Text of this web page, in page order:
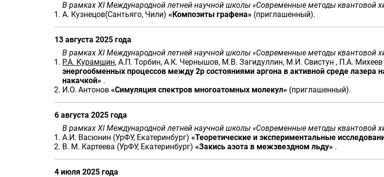
В рамках XI Международной летней научной школы «Современные методы квантовой
А. Кузнецов(Сантьяго, Чили) «Композиты графена» (приглашенный).
13 августа 2025 года
В рамках XI Международной летней научной школы «Современные методы квантовой
Р.А. Курамшин, А.П. Торбин, А.К. Чернышов, М.В. Загидуллин, М.И. Свистун , П.А. Михеев
энергообменных процессов между 2p состояниями аргона в активной среде лазера
накачкой» .
И.О. Антонов «Симуляция спектров многоатомных молекул» (приглашенный).
6 августа 2025 года
В рамках XI Международной летней научной школы «Современные методы квантовой
А.И. Васюнин (УрФУ, Екатеринбург) «Теоретические и экспериментальные
В. М. Картеева (УрФУ, Екатеринбург) «Закись азота в межзвездном льду» .
4 июля 2025 года